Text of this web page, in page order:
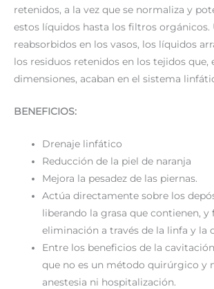
retenidos, a la vez que se normaliza y
estos líquidos hasta los filtros orgánicos.
reabsorbidos en los vasos, los líquidos
los residuos retenidos en los tejidos que,
dimensiones, acaban en el sistema
BENEFICIOS:
Drenaje linfático
Reducción de la piel de naranja
Mejora la pesadez de las piernas.
Actúa directamente sobre los
liberando la grasa que contienen, y
eliminación a través de la linfa y la
Entre los beneficios de la
que no es un método quirúrgico y
anestesia ni hospitalización.